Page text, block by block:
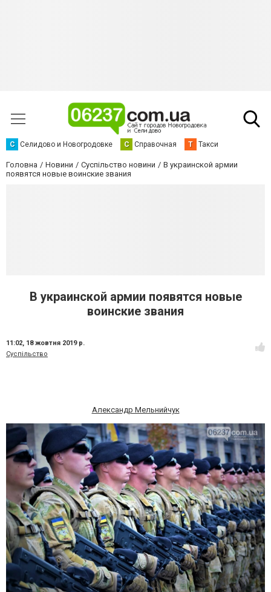
С Селидово и Новогродовке С Справочная Т Такси
Головна Новини Суспільство новини
В украинской армии
появятся новые воинские звания
В украинской армии появятся новые
воинские звания
11:02, 18 жовтня 2019 р.
Суспільство
Александр Мельнийчук